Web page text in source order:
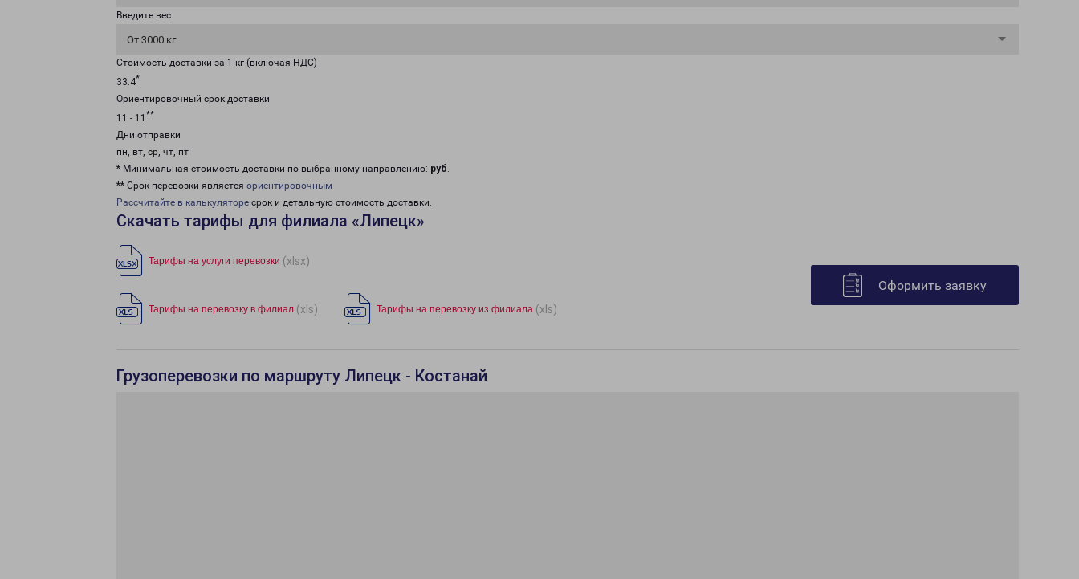
Введите вес
От 3000 кг
Стоимость доставки за 1 кг (включая НДС)
33.4*
Ориентировочный срок доставки
11 - 11 **
Дни отправки
пн, вт, ср, чт, пт
* Минимальная стоимость доставки по выбранному направлению: руб.
** Срок перевозки является ориентировочным
Рассчитайте в калькуляторе срок и детальную стоимость доставки.
Скачать тарифы для филиала «Липецк»
Тарифы на услуги перевозки (xlsx)
Тарифы на перевозку в филиал (xls) Тарифы на перевозку из филиала (xls)
Оформить заявку
Грузоперевозки по маршруту Липецк - Костанай